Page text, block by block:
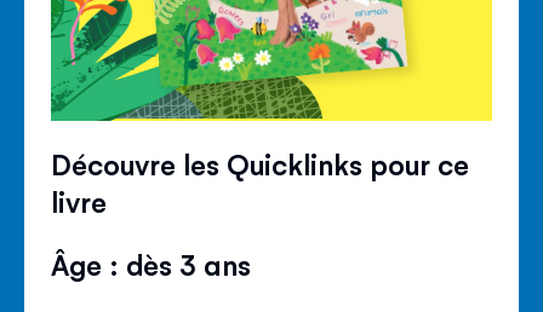
Découvre les Quicklinks pour ce
livre
Âge : dès 3 ans